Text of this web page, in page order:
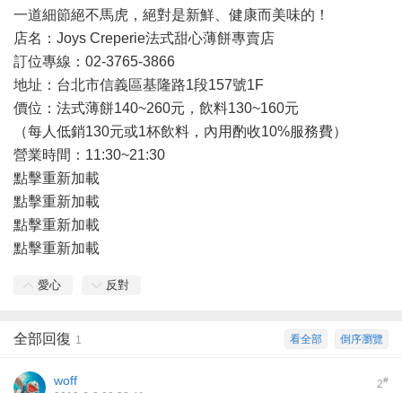
一道細節絕不馬虎，絕對是新鮮、健康而美味的！
店名：Joys Creperie法式甜心薄餅專賣店
訂位專線：02-3765-3866
地址：台北市信義區基隆路1段157號1F
價位：法式薄餅140~260元，飲料130~160元
（每人低銷130元或1杯飲料，內用酌收10%服務費）
營業時間：11:30~21:30
點擊重新加載
點擊重新加載
點擊重新加載
點擊重新加載
愛心 反對
倒序瀏覽
看全部
全部回復 1
2#
woff